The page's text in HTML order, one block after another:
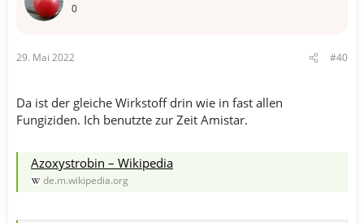
0
29. Mai 2022 #40
Da ist der gleiche Wirkstoff drin wie in fast allen
Fungiziden. Ich benutzte zur Zeit Amistar.
Azoxystrobin – Wikipedia
de.m.wikipedia.org